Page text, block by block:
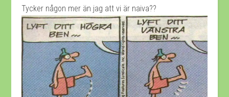
Tycker någon mer än jag att vi är naiva??